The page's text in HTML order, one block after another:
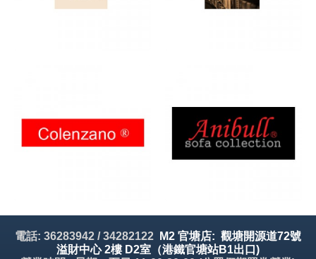
電話: 36283942 / 34282122
M2 官塘店: 觀塘開源道72號
溢財中心 2樓 D2室（港鐵官塘站B1出口)